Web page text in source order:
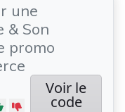
une
& Son
promo
Voir le
code